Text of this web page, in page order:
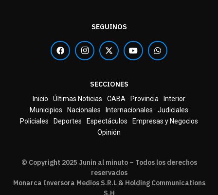
SEGUINOS
SECCIONES
Inicio Últimas Noticias CABA Provincia
Interior
Municipios
Nacionales Internacionales
Judiciales
Policiales
Deportes Espectáculos
Empresas y Negocios
Opinión
© Copyright 2025 Junin al minuto – Todos los derechos
reservados
Monarca Inversora Medios S.R.L & Holding Communications
S.H